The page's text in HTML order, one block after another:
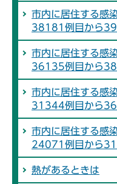
市内に居住する感
38181例目から
市内に居住する感
36135例目から
市内に居住する感
31344例目から
市内に居住する感
24071例目から
熱があるときは